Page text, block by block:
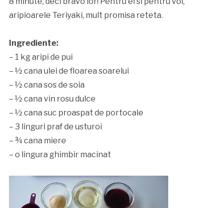
aripioarele Teriyaki, mult promisa reteta.
Ingrediente:
– 1 kg aripi de pui
– ½ cana ulei de floarea soarelui
– ½ cana sos de soia
– ½ cana vin rosu dulce
– ½ cana suc proaspat de portocale
– 3 linguri praf de usturoi
– ¾ cana miere
– o lingura ghimbir macinat